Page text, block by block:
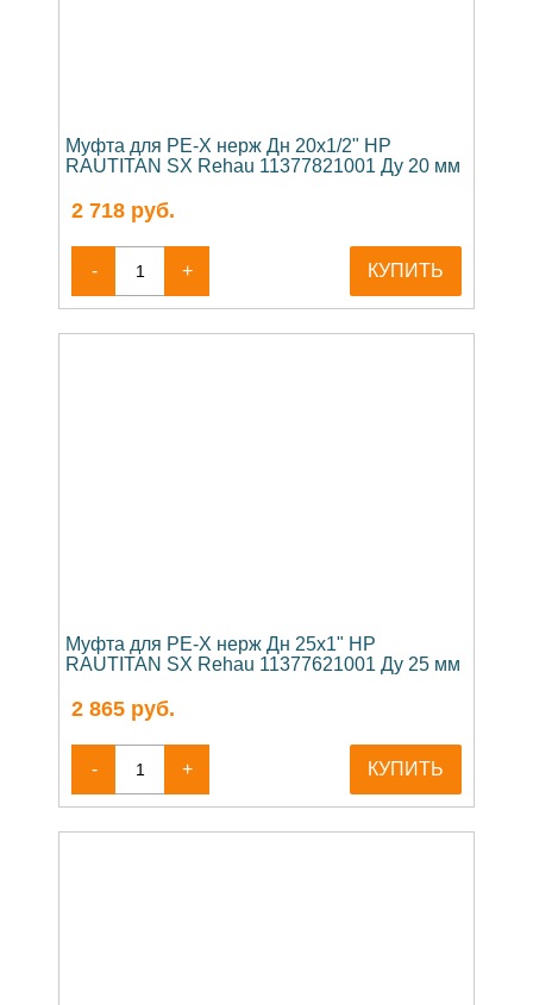
Муфта для PE-X нерж Дн 20х1/2" НР
RAUTITAN SX Rehau 11377821001 Ду 20 мм
2 718 руб.
- + КУПИТЬ
Муфта для PE-X нерж Дн 25х1" НР
RAUTITAN SX Rehau 11377621001 Ду 25 мм
2 865 руб.
- + КУПИТЬ